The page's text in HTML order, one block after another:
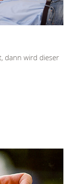
dann wird dieser